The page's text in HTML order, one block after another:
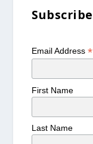
Subscribe
Email Address*
First Name
Last Name